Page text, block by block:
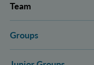
Team
Groups